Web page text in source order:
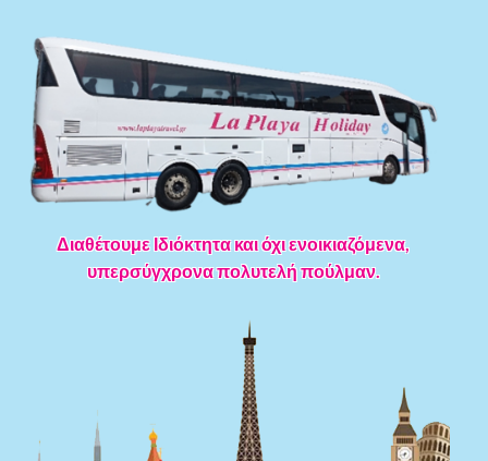
Διαθέτουμε Ιδιόκτητα και όχι ενοικιαζόμενα,
υπερσύγχρονα πολυτελή πούλμαν.